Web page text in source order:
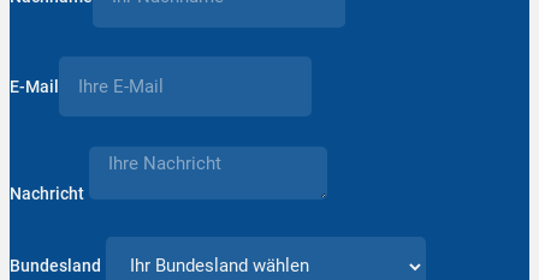
E-Mail
Nachricht
Bundesland